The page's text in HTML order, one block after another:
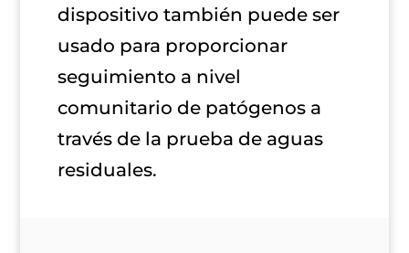
dispositivo también puede ser
usado para proporcionar
seguimiento a nivel
comunitario de patógenos a
través de la prueba de aguas
residuales.